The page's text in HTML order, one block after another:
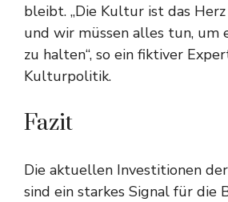
bleibt. „Die Kultur ist das
und wir müssen alles tun, um
zu halten“, so ein fiktiver
Kulturpolitik.
Fazit
Die aktuellen Investitionen
sind ein starkes Signal für die